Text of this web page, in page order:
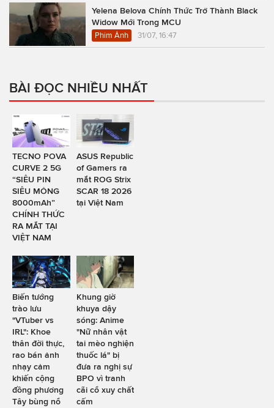
Yelena Belova Chính Thức Trở Thành Black
Widow Mới Trong MCU
Phim Ảnh 31/07, 16:47
BÀI ĐỌC NHIỀU NHẤT
TECNO POVA
CURVE 2 5G
“SIÊU PIN
SIÊU MỎNG
8000mAh”
CHÍNH THỨC
RA MẮT TẠI
VIỆT NAM
ASUS Republic
of Gamers ra
mắt ROG Strix
SCAR 18 2026
tại Việt Nam
Biến tướng
trào lưu
"VTuber vs
IRL": Khoe
thân đời thực,
rao bán ảnh
nhạy cảm
khiến cộng
đồng phương
Tây bùng nổ
Khung giờ
khuya dậy
sóng: Anime
"Nữ nhân vật
tai mèo nghiện
thuốc lá" bị
đưa ra nghị sự
BPO vì tranh
cãi cổ xuy chất
cấm